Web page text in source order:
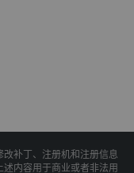
补丁、注册机和注册信息
内容用于商业或者非法用